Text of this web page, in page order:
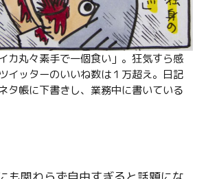
カ丸々素手で一個食い」。狂気すら感
イッターのいいね数は１万超え。日記
タ帳に下書きし、業務中に書いている